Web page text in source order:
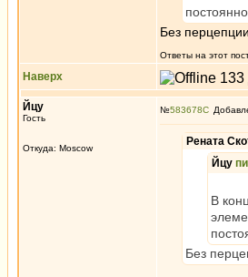
Без
Ответы на этот
Наверх
Йцу
Гость
Откуда: Moscow
№583678
Рената
Йцу
В
Без